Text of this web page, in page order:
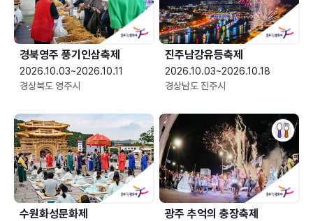
경북영주 풍기인삼축제
2026.10.03~2026.10.11
경상북도 영주시
진주남강유등축제
2026.10.03~2026.10.18
경상남도 진주시
수원화성문화제 광주 추억의 충장축제